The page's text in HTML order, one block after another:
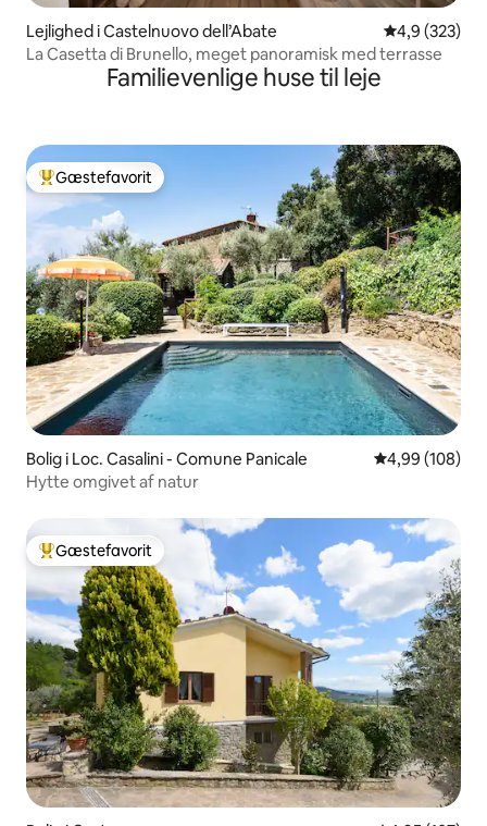
Lejlighed i Castelnuovo dell’Abate 4,9 ud af 5 i
4,9 (323)
La Casetta di Brunello, meget panoramisk med terrasse
Familievenlige huse til leje
Bedste gæstefavorit
Gæstefavorit
Bolig i Loc. Casalini - Comune Panicale 4,99 ud af 5 i
4,99 (108)
Hytte omgivet af natur
Bedste gæstefavorit
Gæstefavorit